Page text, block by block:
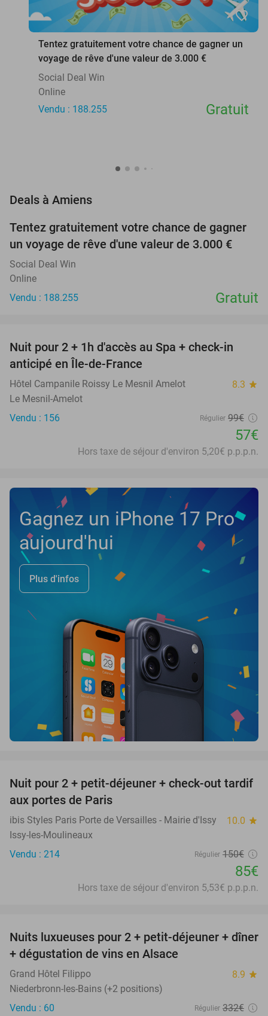
favorite_border
Tentez gratuitement votre chance de gagner un
voyage de rêve d'une valeur de 3.000 €
Social Deal Win
Online
Vendu : 188.255
Gratuit
Deals à Amiens
Tentez gratuitement votre chance de gagner
un voyage de rêve d'une valeur de 3.000 €
Social Deal Win
Online
Vendu : 188.255
Gratuit
42%
Nuit pour 2 + 1h d'accès au Spa + check-in
anticipé en Île-de-France
Hôtel Campanile Roissy Le Mesnil Amelot 8.3 star
Le Mesnil-Amelot
Vendu : 156
Régulier 99€
57€
Hors taxe de séjour d'environ 5,20€ p.p.p.n.
Gagnez un iPhone 17 Pro
aujourd'hui
Plus d'infos
43%
Nuit pour 2 + petit-déjeuner + check-out tardif
aux portes de Paris
ibis Styles Paris Porte de Versailles - Mairie d'Issy 10.0 star
Issy-les-Moulineaux
Vendu : 214
Régulier 150€
85€
Hors taxe de séjour d'environ 5,53€ p.p.p.n.
28%
Nuits luxueuses pour 2 + petit-déjeuner + dîner
+ dégustation de vins en Alsace
Grand Hôtel Filippo 8.9 star
Niederbronn-les-Bains (+2 positions)
Vendu : 60
Régulier 332€